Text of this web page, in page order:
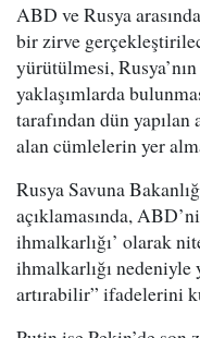
ABD ve Rusya
bir zirve
yürütülmesi,
yaklaşımlarda
tarafından dün
alan cümlelerin yer
Rusya Savuna
açıklamasında,
ihmalkarlığı’ olarak
ihmalkarlığı
artırabilir” ifadelerini